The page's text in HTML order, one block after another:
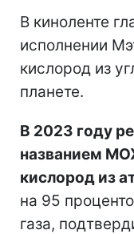
В киноленте
исполнении
кислород из
планете.
В 2023 году
названием
кислород из
на 95
газа,